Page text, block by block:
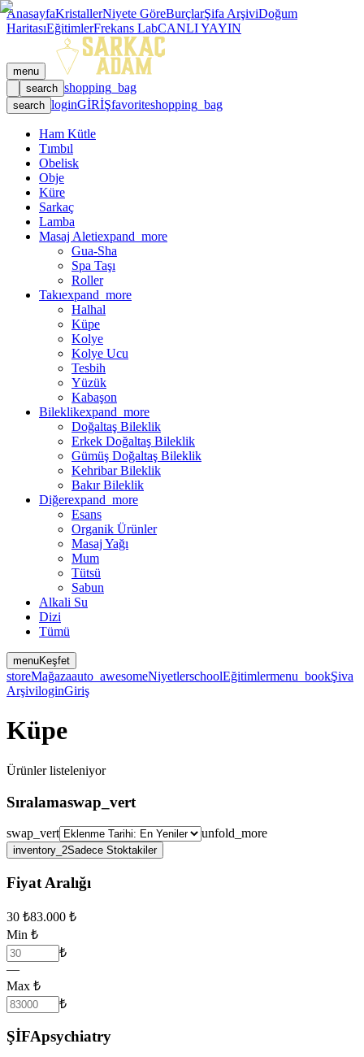
AnasayfaKristallerNiyete GöreBurçlarŞifa ArşiviDoğum
HaritasıEğitimlerFrekans LabCANLI YAYIN
menu
search shopping_bag
search loginGİRİŞfavoriteshopping_bag
Ham Kütle
Tımbıl
Obelisk
Obje
Küre
Sarkaç
Lamba
Masaj Aletiexpand_more
Gua-Sha
Spa Taşı
Roller
Takıexpand_more
Halhal
Küpe
Kolye
Kolye Ucu
Tesbih
Yüzük
Kabaşon
Bileklikexpand_more
Doğaltaş Bileklik
Erkek Doğaltaş Bileklik
Gümüş Doğaltaş Bileklik
Kehribar Bileklik
Bakır Bileklik
Diğerexpand_more
Esans
Organik Ürünler
Masaj Yağı
Mum
Tütsü
Sabun
Alkali Su
Dizi
Tümü
menuKeşfet
storeMağazaauto_awesomeNiyetlerschoolEğitimlermenu_bookŞiva
ArşiviloginGiriş
Küpe
Ürünlerlisteleniyor
Sıralamaswap_vert
swap_vert unfold_more
inventory_2Sadece Stoktakiler
Fiyat Aralığı
30 ₺83.000 ₺
Min ₺
₺
—
Max ₺
₺
ŞİFApsychiatry